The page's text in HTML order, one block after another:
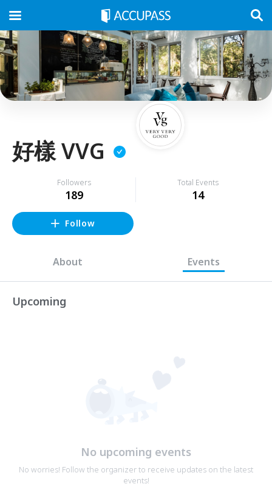
好樣 VVG
Followers
189
Total Events
14
Follow
About Events
Upcoming
No upcoming events
No worries! Follow the organizer to receive updates on the latest
events!